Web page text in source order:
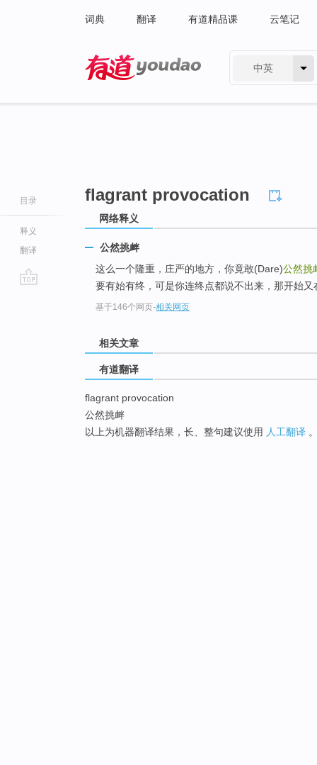
词典 翻译 有道精品课 云笔记
中英
目录
释义
翻译
flagrant provocation
网络释义
公然挑衅
这么一个隆重，庄严的地方，你竟敢(Dare)公然挑
要有始有终，可是你连终点都说不出来，那开始又
基于146个网页-相关网页
相关文章
有道翻译
flagrant provocation
公然挑衅
以上为机器翻译结果，长、整句建议使用 人工翻译